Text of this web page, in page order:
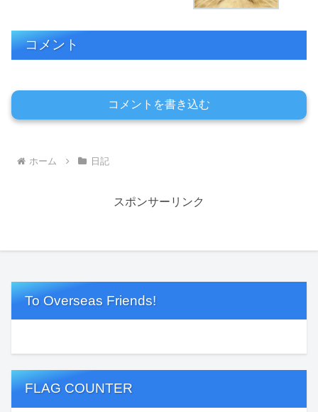
コメント
コメントを書き込む
ホーム 日記
スポンサーリンク
To Overseas Friends!
FLAG COUNTER